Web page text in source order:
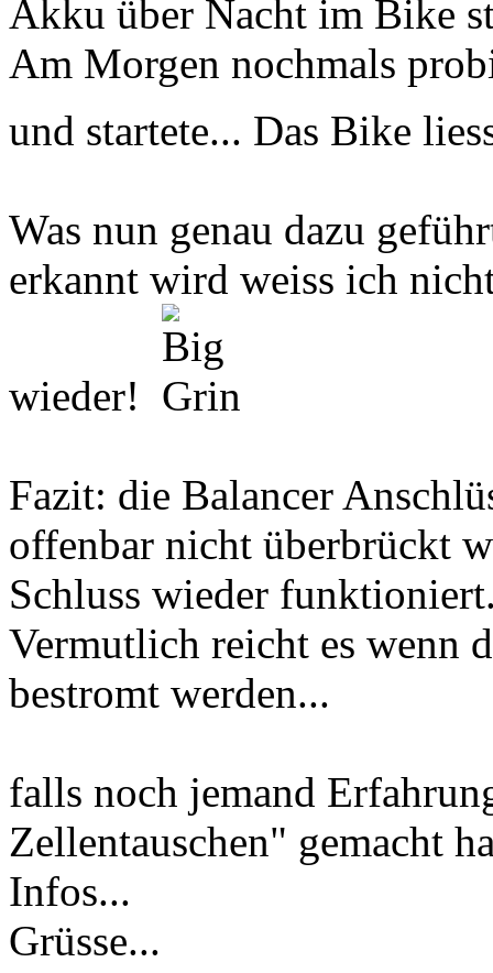
Akku über Nacht im Bike
Am Morgen nochmals
und startete... Das Bike
Was nun genau dazu
erkannt wird weiss ich
wieder!
Fazit: die Balancer
offenbar nicht überbrückt
Schluss wieder
Vermutlich reicht es wenn
bestromt werden...
falls noch jemand
Zellentauschen" gemacht
Infos...
Grüsse...